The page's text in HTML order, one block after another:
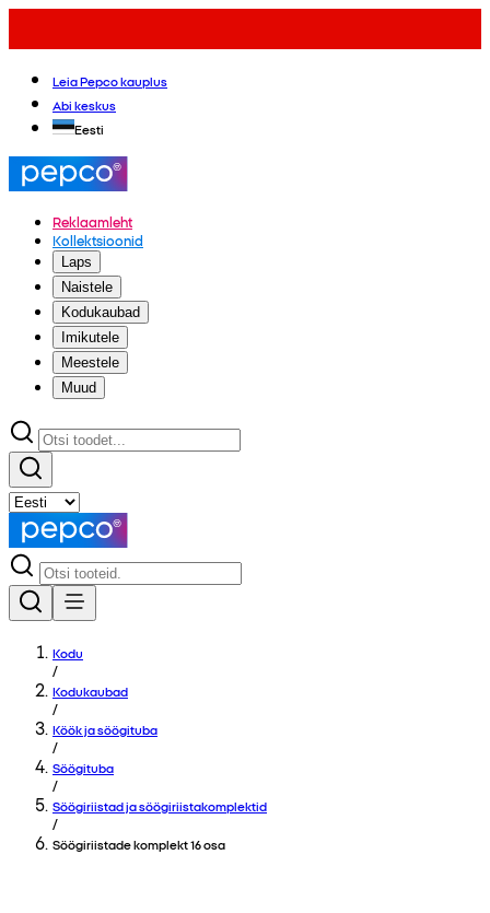
Leia Pepco kauplus
Abi keskus
Eesti
Reklaamleht
Kollektsioonid
Laps
Naistele
Kodukaubad
Imikutele
Meestele
Muud
Kodu
/
Kodukaubad
/
Köök ja söögituba
/
Söögituba
/
Söögiriistad ja söögiriistakomplektid
/
Söögiriistade komplekt 16 osa